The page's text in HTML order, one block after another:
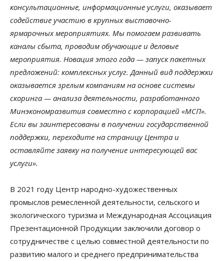
консультационные, информационные услуги, оказывает
содействие участию в крупных выставочно-
ярмарочных мероприятиях. Мы помогаем развивать
каналы сбыта, проводим обучающие и деловые
мероприятия. Новация этого года — запуск пакетных
предложений: комплексных услуг. Данный вид поддержки
оказывается зрелым компаниям на основе системы
скоринга — анализа деятельности, разработанного
Минэкономразвития совместно с корпорацией «МСП».
Если вы заинтересованы в получении государственной
поддержки, переходите на страницу Центра и
оставляйте заявку на получение интересующей вас
услуги».
В 2021 году Центр народно-художественных
промыслов ремесленной деятельности, сельского и
экологического туризма и Международная Ассоциация
Презентационной Продукции заключили договор о
сотрудничестве с целью совместной деятельности по
развитию малого и среднего предпринимательства